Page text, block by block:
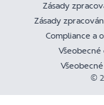
Zásady
Zásady
Compliance a
©